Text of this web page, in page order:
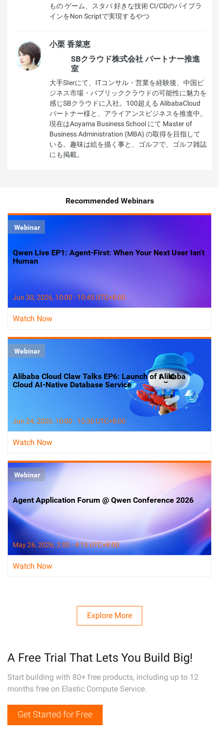
もの ゲーム、スタバ 好きな技術 CI/CDのパイプラ
インをNon Scriptで実現するやつ
小栗 香菜恵
SBクラウド株式会社 パートナー推進
室
大手SIerにて、ITコンサル・営業を経験後、中国ビ
ジネス市場・パブリッククラウドの可能性に魅力を
感じSBクラウドに入社。100超える AlibabaCloud
パートナー様と、アライアンスビジネスを推進中。
現在はAoyama Business School にて Master of
Business Administration (MBA) の取得を目指して
いる。趣味は絵を描く事と、ゴルフで、ゴルフ雑誌
にも掲載。
Recommended Webinars
Webinar
Qwen Live EP1: Agent-First: When Your Next User Isn't
Human
Jun 30, 2026, 10:00 - 10:45 UTC+8:00
Watch Now
Webinar
Alibaba Cloud Claw Talks EP6: Launch of Alibaba
Cloud AI-Native Database Service
Jun 24, 2026, 10:00 - 10:30 UTC+8:00
Watch Now
Webinar
Agent Application Forum @ Qwen Conference 2026
May 26, 2026, 2:00 - 4:15 UTC+8:00
Watch Now
Explore More
A Free Trial That Lets You Build Big!
Start building with 80+ free products, including up to 12
months free on Elastic Compute Service.
Get Started for Free